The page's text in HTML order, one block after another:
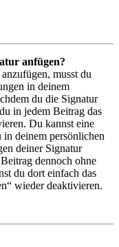
anfügen?
musst du
in deinem
du die Signatur
in jedem Beitrag das
Du kannst eine
deinem persönlichen
deiner Signatur
dennoch ohne
du dort einfach das
wieder deaktivieren.